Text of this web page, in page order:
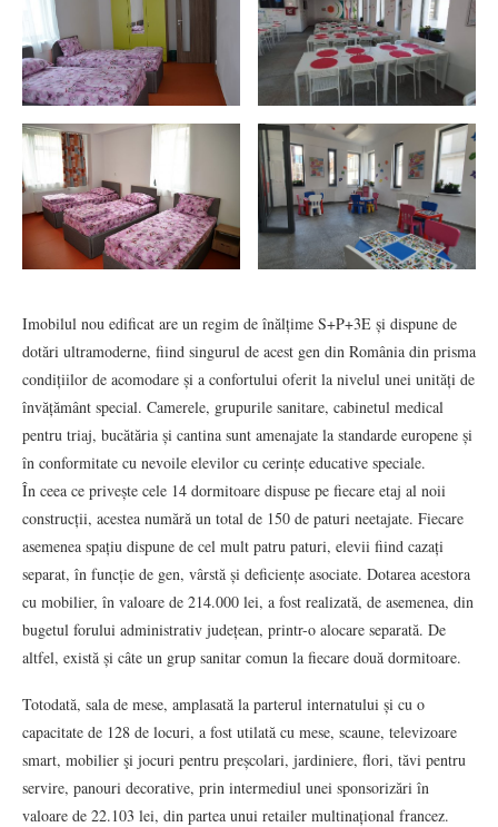
Imobilul nou edificat are un regim de înălțime S+P+3E și dispune de
dotări ultramoderne, fiind singurul de acest gen din România din prisma
condițiilor de acomodare și a confortului oferit la nivelul unei unități de
învățământ special. Camerele, grupurile sanitare, cabinetul medical
pentru triaj, bucătăria și cantina sunt amenajate la standarde europene și
în conformitate cu nevoile elevilor cu cerințe educative speciale.
În ceea ce privește cele 14 dormitoare dispuse pe fiecare etaj al noii
construcții, acestea numără un total de 150 de paturi neetajate. Fiecare
asemenea spațiu dispune de cel mult patru paturi, elevii fiind cazați
separat, în funcție de gen, vârstă și deficiențe asociate. Dotarea acestora
cu mobilier, în valoare de 214.000 lei, a fost realizată, de asemenea, din
bugetul forului administrativ județean, printr-o alocare separată. De
altfel, există și câte un grup sanitar comun la fiecare două dormitoare.
Totodată, sala de mese, amplasată la parterul internatului și cu o
capacitate de 128 de locuri, a fost utilată cu mese, scaune, televizoare
smart, mobilier şi jocuri pentru preșcolari, jardiniere, flori, tăvi pentru
servire, panouri decorative, prin intermediul unei sponsorizări în
valoare de 22.103 lei, din partea unui retailer multinațional francez.